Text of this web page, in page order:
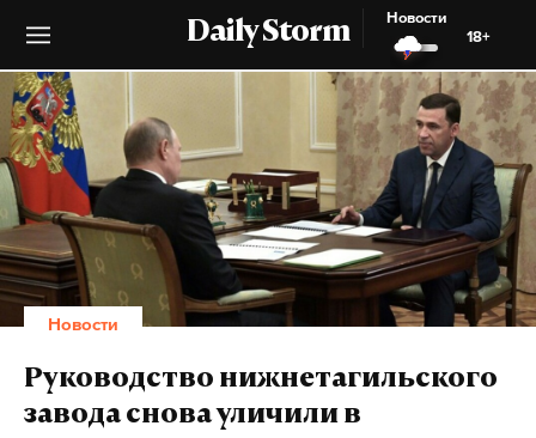
Daily Storm
Новости
18+
Новости
Руководство нижнетагильского
завода снова уличили в